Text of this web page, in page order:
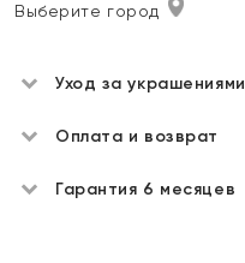
Выберите город
Уход за украшениями
Оплата и возврат
Гарантия 6 месяцев